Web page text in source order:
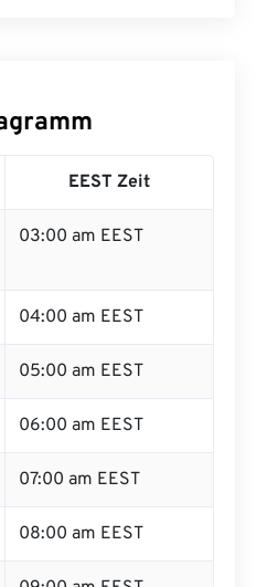
EEST Zeit
03:00 am EEST
04:00 am EEST
05:00 am EEST
06:00 am EEST
07:00 am EEST
08:00 am EEST